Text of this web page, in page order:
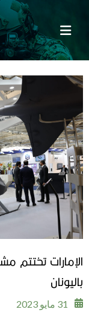
باليونان
31 مايو 2023